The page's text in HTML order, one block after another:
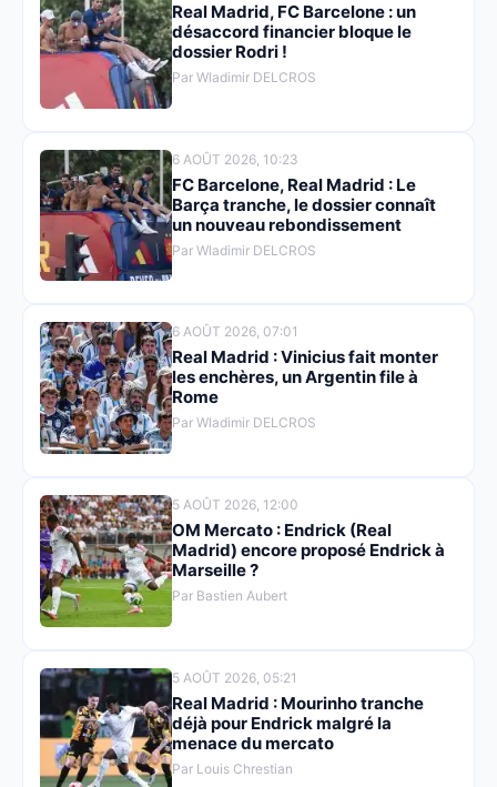
Real Madrid, FC Barcelone : un
désaccord financier bloque le
dossier Rodri !
Par Wladimir DELCROS
6 AOÛT 2026, 10:23
FC Barcelone, Real Madrid : Le
Barça tranche, le dossier connaît
un nouveau rebondissement
Par Wladimir DELCROS
6 AOÛT 2026, 07:01
Real Madrid : Vinicius fait monter
les enchères, un Argentin file à
Rome
Par Wladimir DELCROS
5 AOÛT 2026, 12:00
OM Mercato : Endrick (Real
Madrid) encore proposé Endrick à
Marseille ?
Par Bastien Aubert
5 AOÛT 2026, 05:21
Real Madrid : Mourinho tranche
déjà pour Endrick malgré la
menace du mercato
Par Louis Chrestian